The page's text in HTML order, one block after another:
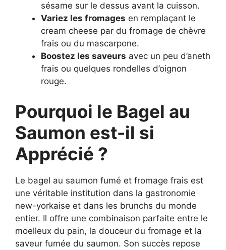
sésame sur le dessus avant la cuisson.
Variez les fromages en remplaçant le
cream cheese par du fromage de chèvre
frais ou du mascarpone.
Boostez les saveurs avec un peu d’aneth
frais ou quelques rondelles d’oignon
rouge.
Pourquoi le Bagel au
Saumon est-il si
Apprécié ?
Le bagel au saumon fumé et fromage frais est
une véritable institution dans la gastronomie
new-yorkaise et dans les brunchs du monde
entier. Il offre une combinaison parfaite entre le
moelleux du pain, la douceur du fromage et la
saveur fumée du saumon. Son succès repose